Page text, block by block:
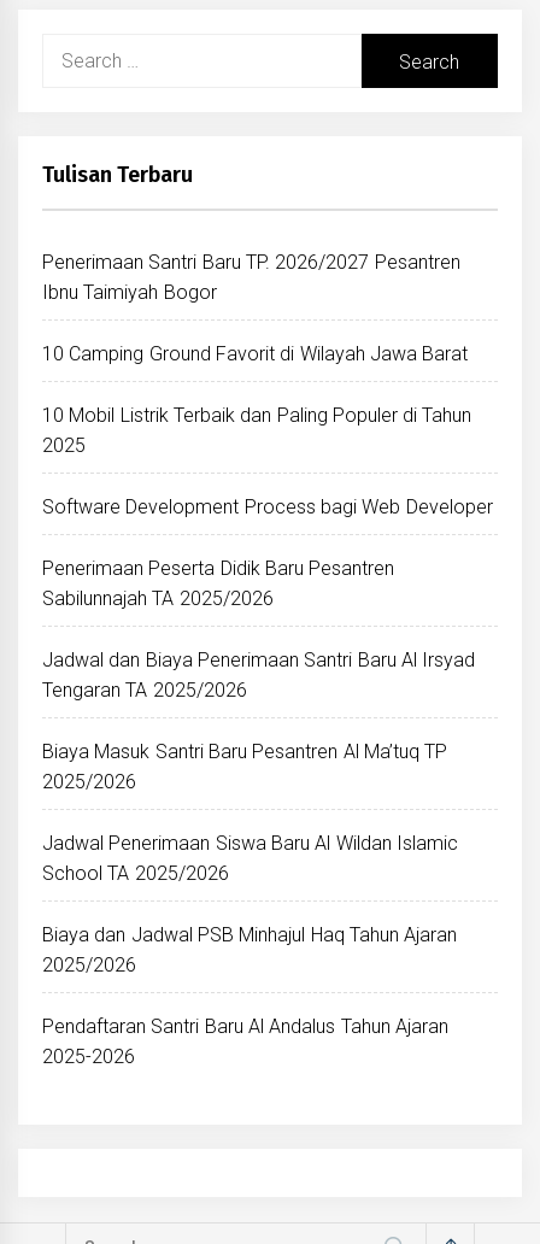
Search
Tulisan Terbaru
Penerimaan Santri Baru TP. 2026/2027 Pesantren
Ibnu Taimiyah Bogor
10 Camping Ground Favorit di Wilayah Jawa Barat
10 Mobil Listrik Terbaik dan Paling Populer di Tahun
2025
Software Development Process bagi Web Developer
Penerimaan Peserta Didik Baru Pesantren
Sabilunnajah TA 2025/2026
Jadwal dan Biaya Penerimaan Santri Baru Al Irsyad
Tengaran TA 2025/2026
Biaya Masuk Santri Baru Pesantren Al Ma’tuq TP
2025/2026
Jadwal Penerimaan Siswa Baru Al Wildan Islamic
School TA 2025/2026
Biaya dan Jadwal PSB Minhajul Haq Tahun Ajaran
2025/2026
Pendaftaran Santri Baru Al Andalus Tahun Ajaran
2025-2026
Search